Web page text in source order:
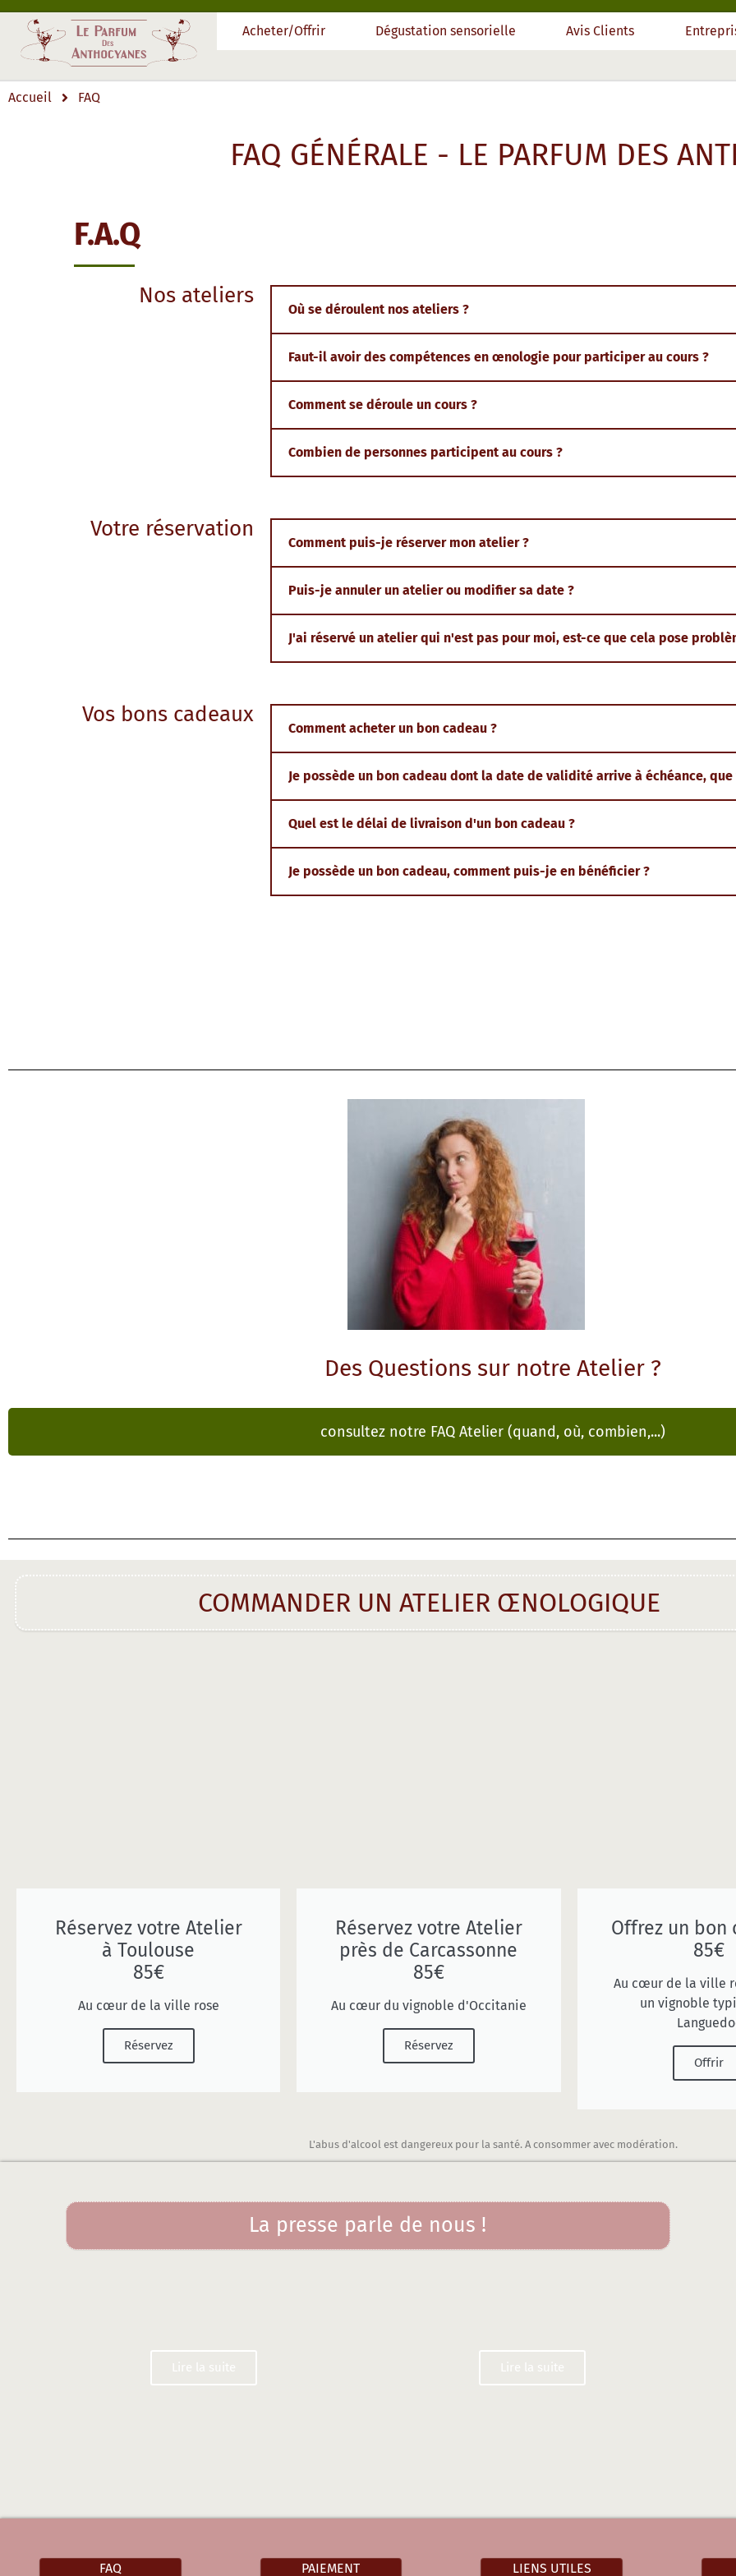
Acheter/Offrir Dégustation sensorielle Avis Clients
Accueil FAQ
FAQ GÉNÉRALE - LE PARFUM DES
F.A.Q
Nos ateliers
Où se déroulent nos ateliers ?
Faut-il avoir des compétences en œnologie pour participer au cours ?
Comment se déroule un cours ?
Combien de personnes participent au cours ?
Votre réservation
Comment puis-je réserver mon atelier ?
Puis-je annuler un atelier ou modifier sa date ?
J'ai réservé un atelier qui n'est pas pour moi, est-ce que cela pose
Vos bons cadeaux
Comment acheter un bon cadeau ?
Je possède un bon cadeau dont la date de validité arrive à échéance,
Quel est le délai de livraison d'un bon cadeau ?
Je possède un bon cadeau, comment puis-je en bénéficier ?
Des Questions sur notre Atelier ?
consultez notre FAQ Atelier (quand, où, combien,...)
COMMANDER UN ATELIER ŒNOLOGIQUE
Réservez votre Atelier
à Toulouse
85€
Au cœur de la ville rose
Réservez
Réservez votre Atelier
près de Carcassonne
85€
Au cœur du vignoble d'Occitanie
Réservez
Offrez un bon
85€
Au cœur de la ville
un vignoble
Offrir
L'abus d'alcool est dangereux pour la santé. A consommer avec modération.
La presse parle de nous !
Lire la suite Lire la suite
FAQ PAIEMENT LIENS UTILES